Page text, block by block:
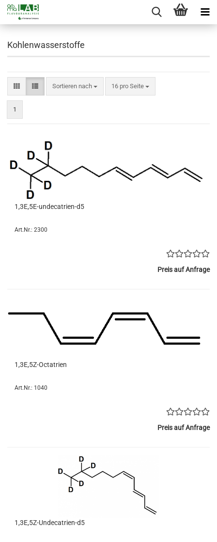
Kohlenwasserstoffe
Sortieren nach
Sortieren nach 16 pro Seite
pro Seite
1
1,3E,5E-undecatrien-d5
Art.Nr.: 2300
Preis auf Anfrage
1,3E,5Z-Octatrien
Art.Nr.: 1040
Preis auf Anfrage
1,3E,5Z-Undecatrien-d5